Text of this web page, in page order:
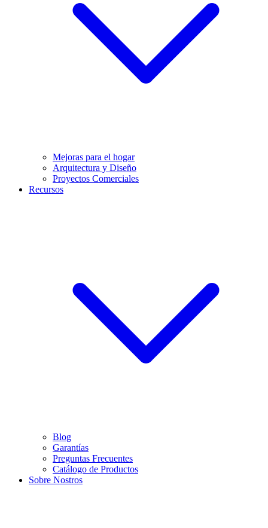
Mejoras para el hogar
Arquitectura y Diseño
Proyectos Comerciales
Recursos
Blog
Garantías
Preguntas Frecuentes
Catálogo de Productos
Sobre Nostros